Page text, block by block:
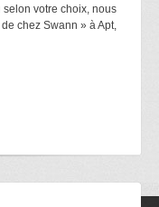
votre choix, nous
chez Swann » à Apt,